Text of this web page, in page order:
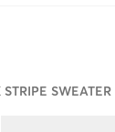
STRIPE SWEATER